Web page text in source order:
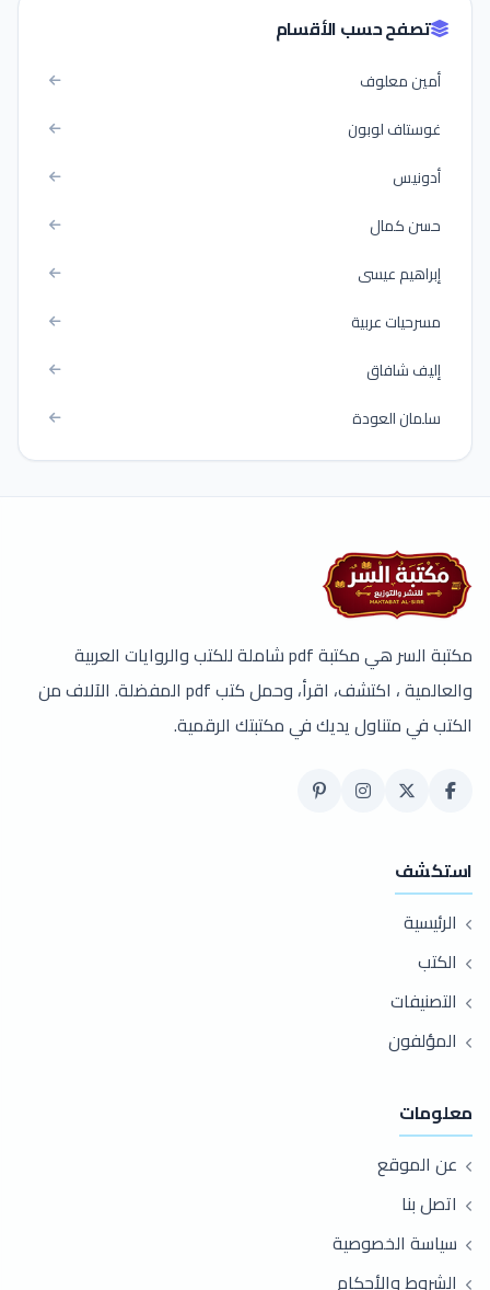
تصفح حسب الأقسام
أمين معلوف
غوستاف لوبون
أدونيس
حسن كمال
إبراهيم عيسى
مسرحيات عربية
إليف شافاق
سلمان العودة
مكتبة السر هي مكتبة pdf شاملة للكتب والروايات العربية
والعالمية ، اكتشف، اقرأ، وحمل كتب pdf المفضلة. الآلاف من
الكتب في متناول يديك في مكتبتك الرقمية.
استكشف
الرئيسية
الكتب
التصنيفات
المؤلفون
معلومات
عن الموقع
اتصل بنا
سياسة الخصوصية
الشروط والأحكام